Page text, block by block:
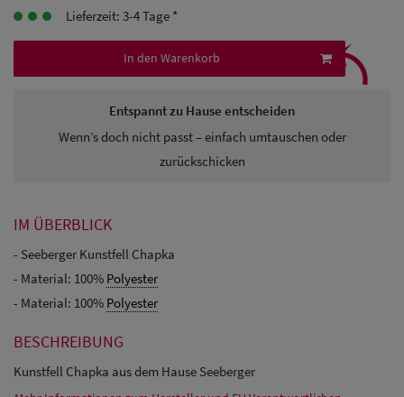
Herren
Baseball Cpas
Herren UV-
Schutz Caps
Herren
Snapback Caps
Lieferzeit: 3-4 Tage *
In den Warenkorb
Entspannt zu Hause entscheiden
Wenn’s doch nicht passt – einfach umtauschen oder
zurückschicken
⤹
IM ÜBERBLICK
- Seeberger Kunstfell Chapka
- Material: 100% Polyester
- Material: 100% Polyester
BESCHREIBUNG
Kunstfell Chapka aus dem Hause Seeberger